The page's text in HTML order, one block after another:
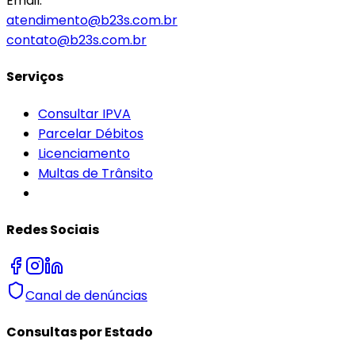
atendimento@b23s.com.br
contato@b23s.com.br
Serviços
Consultar IPVA
Parcelar Débitos
Licenciamento
Multas de Trânsito
Redes Sociais
Canal de denúncias
Consultas por Estado